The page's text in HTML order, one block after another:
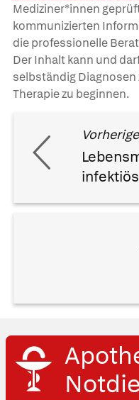
Mediziner*innen
kommunizierten
die professionelle
Der Inhalt kann und
selbständig
Therapie zu beginnen.